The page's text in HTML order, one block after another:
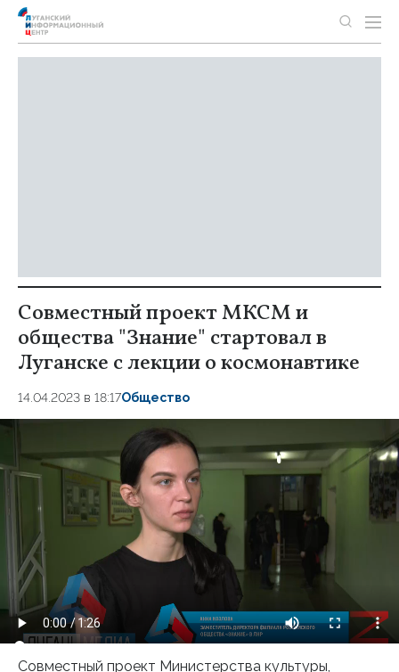
Совместный проект МКСМ и
общества "Знание" стартовал в
Луганске с лекции о космонавтике
14.04.2023 в 18:17Общество
Совместный проект Министерства культуры,